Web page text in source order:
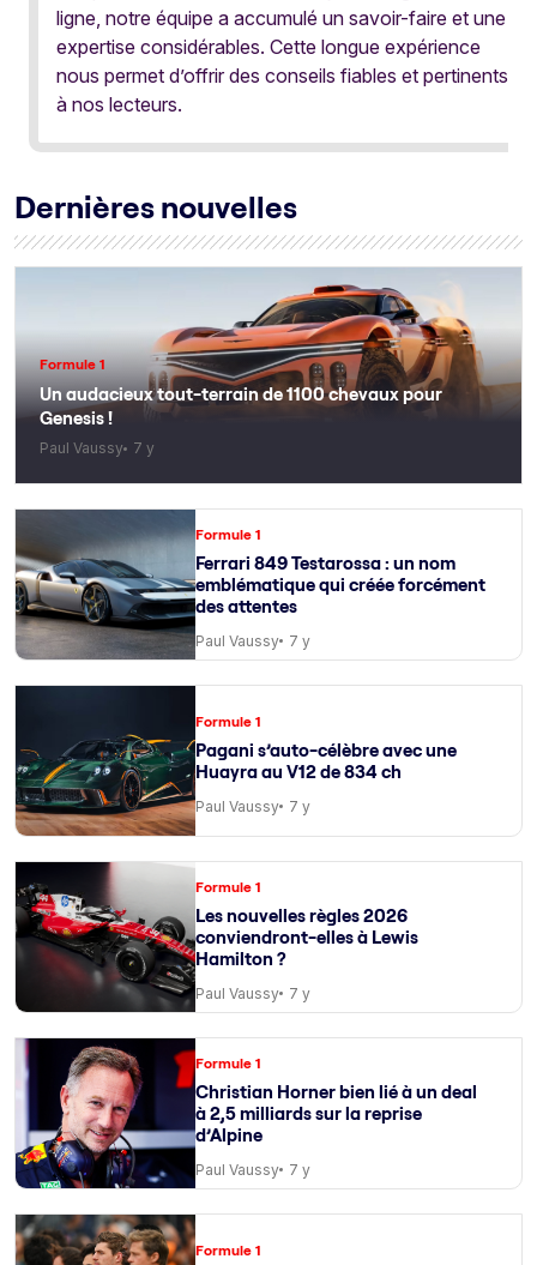
ligne, notre équipe a accumulé un savoir-faire et une
expertise considérables. Cette longue expérience
nous permet d’offrir des conseils fiables et pertinents
à nos lecteurs.
Dernières nouvelles
Formule 1
Un audacieux tout-terrain de 1100 chevaux pour
Genesis !
Paul Vaussy 7 y
Formule 1
Ferrari 849 Testarossa : un nom
emblématique qui créée forcément
des attentes
Paul Vaussy 7 y
Formule 1
Pagani s’auto-célèbre avec une
Huayra au V12 de 834 ch
Paul Vaussy 7 y
Formule 1
Les nouvelles règles 2026
conviendront-elles à Lewis
Hamilton ?
Paul Vaussy 7 y
Formule 1
Christian Horner bien lié à un deal
à 2,5 milliards sur la reprise
d’Alpine
Paul Vaussy 7 y
Formule 1